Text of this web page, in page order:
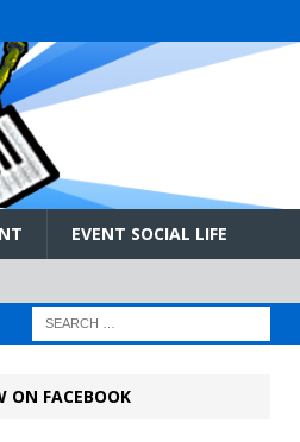
EVENT SOCIAL LIFE
ON FACEBOOK